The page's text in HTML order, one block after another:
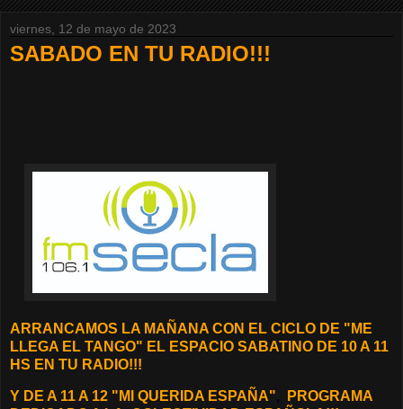
viernes, 12 de mayo de 2023
SABADO EN TU RADIO!!!
ARRANCAMOS LA MAÑANA CON EL CICLO DE "ME
LLEGA EL TANGO" EL ESPACIO SABATINO DE 10 A 11
HS EN TU RADIO!!!
Y DE A 11 A 12 "MI QUERIDA ESPAÑA"
PROGRAMA